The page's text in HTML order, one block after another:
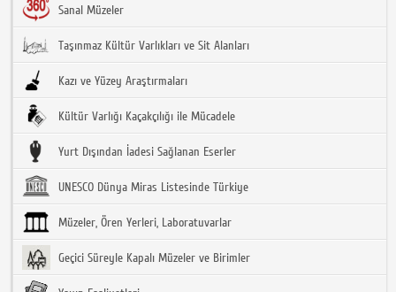
Sanal Müzeler
Taşınmaz Kültür Varlıkları ve Sit Alanları
Kazı ve Yüzey Araştırmaları
Kültür Varlığı Kaçakçılığı ile Mücadele
Yurt Dışından İadesi Sağlanan Eserler
UNESCO Dünya Miras Listesinde Türkiye
Müzeler, Ören Yerleri, Laboratuvarlar
Geçici Süreyle Kapalı Müzeler ve Birimler